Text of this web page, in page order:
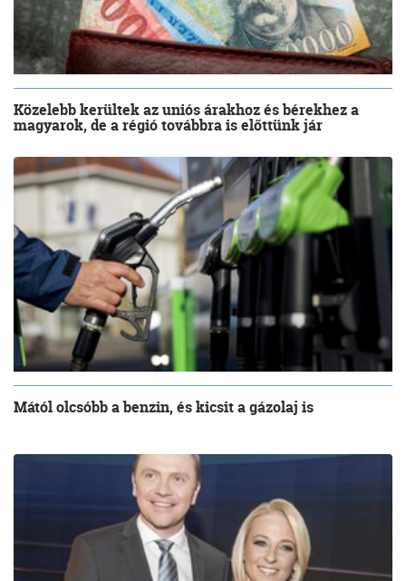
Közelebb kerültek az uniós árakhoz és bérekhez a
magyarok, de a régió továbbra is előttünk jár
Mától olcsóbb a benzin, és kicsit a gázolaj is